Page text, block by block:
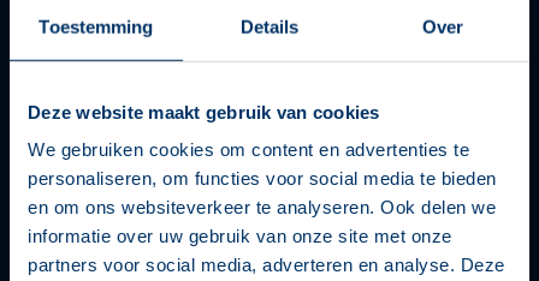
Toestemming Details Over
Deze website maakt gebruik van cookies
We gebruiken cookies om content en advertenties te
personaliseren, om functies voor social media te bieden
en om ons websiteverkeer te analyseren. Ook delen we
informatie over uw gebruik van onze site met onze
partners voor social media, adverteren en analyse. Deze
Postanschrift
Molenstraat 74
6721 WP Bennekom